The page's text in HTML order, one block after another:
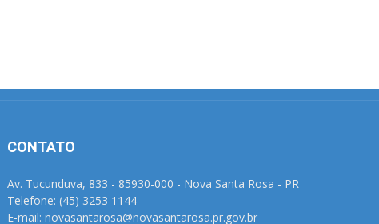
CONTATO
Av. Tucunduva, 833 - 85930-000 - Nova Santa Rosa - PR
Telefone: (45) 3253 1144
E-mail: novasantarosa@novasantarosa.pr.gov.br